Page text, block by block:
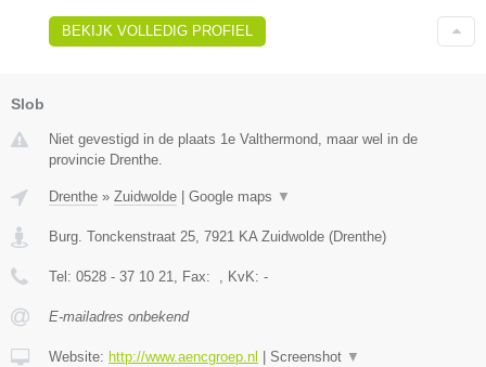
BEKIJK VOLLEDIG PROFIEL
Slob
Niet gevestigd in de plaats 1e Valthermond, maar wel in de
provincie Drenthe.
Drenthe » Zuidwolde Google maps ▼
Burg. Tonckenstraat 25, 7921 KA Zuidwolde (Drenthe)
Tel: 0528 - 37 10 21, Fax: , KvK: -
E-mailadres onbekend
Website: http://www.aencgroep.nl Screenshot ▼